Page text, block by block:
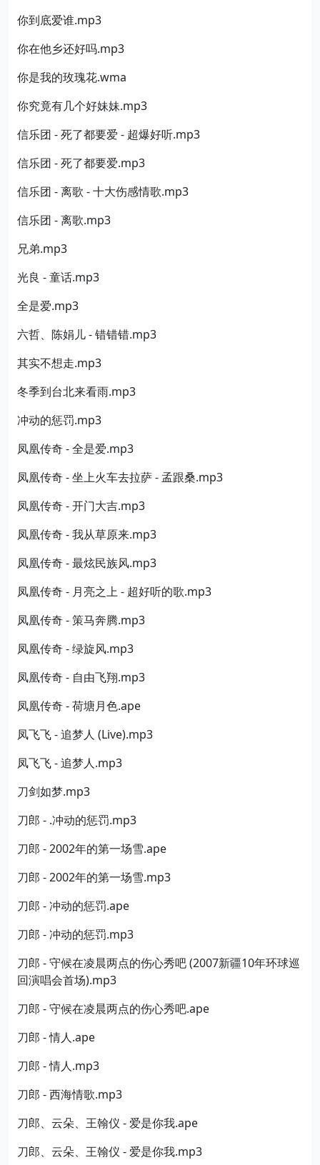
你到底爱谁.mp3
你在他乡还好吗.mp3
你是我的玫瑰花.wma
你究竟有几个好妹妹.mp3
信乐团 - 死了都要爱 - 超爆好听.mp3
信乐团 - 死了都要爱.mp3
信乐团 - 离歌 - 十大伤感情歌.mp3
信乐团 - 离歌.mp3
兄弟.mp3
光良 - 童话.mp3
全是爱.mp3
六哲、陈娟儿 - 错错错.mp3
其实不想走.mp3
冬季到台北来看雨.mp3
冲动的惩罚.mp3
凤凰传奇 - 全是爱.mp3
凤凰传奇 - 坐上火车去拉萨 - 孟跟桑.mp3
凤凰传奇 - 开门大吉.mp3
凤凰传奇 - 我从草原来.mp3
凤凰传奇 - 最炫民族风.mp3
凤凰传奇 - 月亮之上 - 超好听的歌.mp3
凤凰传奇 - 策马奔腾.mp3
凤凰传奇 - 绿旋风.mp3
凤凰传奇 - 自由飞翔.mp3
凤凰传奇 - 荷塘月色.ape
凤飞飞 - 追梦人 (Live).mp3
凤飞飞 - 追梦人.mp3
刀剑如梦.mp3
刀郎 - .冲动的惩罚.mp3
刀郎 - 2002年的第一场雪.ape
刀郎 - 2002年的第一场雪.mp3
刀郎 - 冲动的惩罚.ape
刀郎 - 冲动的惩罚.mp3
刀郎 - 守候在凌晨两点的伤心秀吧 (2007新疆10年环球巡
回演唱会首场).mp3
刀郎 - 守候在凌晨两点的伤心秀吧.ape
刀郎 - 情人.ape
刀郎 - 情人.mp3
刀郎 - 西海情歌.mp3
刀郎、云朵、王翰仪 - 爱是你我.ape
刀郎、云朵、王翰仪 - 爱是你我.mp3